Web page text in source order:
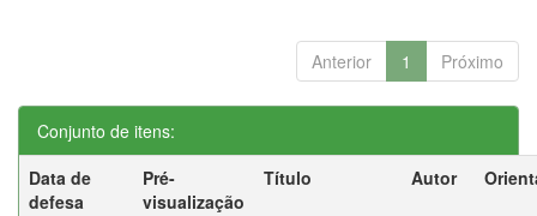
Anterior 1 Próximo
Conjunto de itens:
Data de
defesa
Pré-
visualização
Título Autor